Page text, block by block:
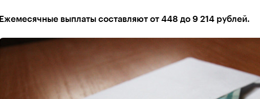
Ежемесячные выплаты составляют от 448 до 9 214 рублей.